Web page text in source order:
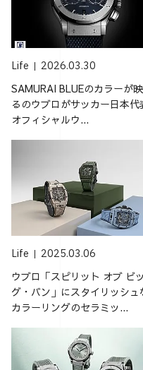
Life 2026.03.30
SAMURAI BLUEのカラーが
るのウブロがサッカー日本代
オフィシャルウ...
Life 2025.03.06
ウブロ「スピリット オブ ビッ
グ・バン」にスタイリッシュ
カラーリングのセラミッ...